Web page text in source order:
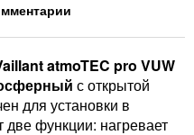
atmoTEC pro VUW
с открытой
для установки в
функции: нагревает